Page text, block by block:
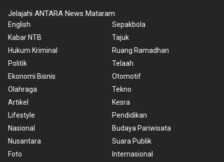
Jelajahi ANTARA News Mataram
English
Kabar NTB
Hukum Kriminal
Politik
Ekonomi Bisnis
Olahraga
Artikel
Lifestyle
Nasional
Nusantara
Foto
Sepakbola
Tajuk
Ruang Ramadhan
Telaah
Otomotif
Tekno
Kesra
Pendidikan
Budaya Pariwisata
Suara Publik
Internasional